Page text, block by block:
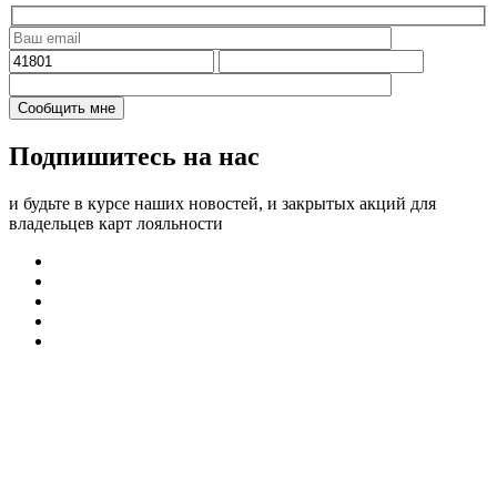
Подпишитесь на нас
и будьте в курсе наших новостей, и закрытых акций для
владельцев карт лояльности